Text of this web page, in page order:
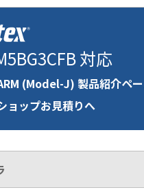
対応
(Model-J) 製品紹介ペ
ョップお見積りへ